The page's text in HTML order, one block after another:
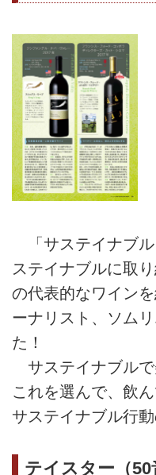
「サステイナブル
ステイナブルに取
の代表的なワイン
ーナリスト、ソム
た！
サステイナブルで
これを選んで、飲
サステイナブル行動
テイスター（50